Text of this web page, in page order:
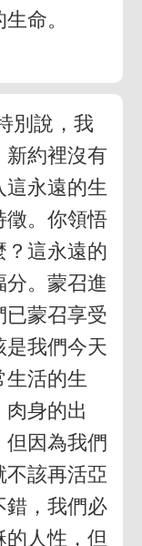
命。
別說，我
新約裡沒有
這永遠的生
徵。你領悟
這永遠的
。蒙召進
已蒙召享受
是我們今天
生活的生
身的出
但因為我們
不該再活亞
錯，我們必
人性，但